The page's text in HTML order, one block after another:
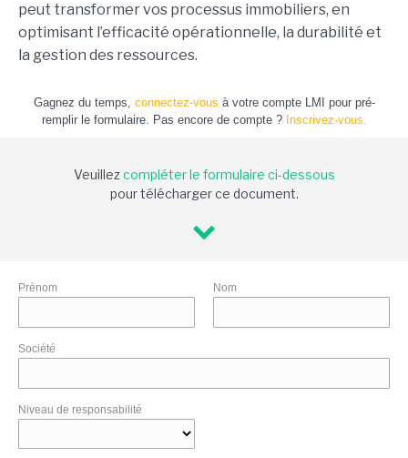
peut transformer vos processus immobiliers, en
optimisant l’efficacité opérationnelle, la durabilité et
la gestion des ressources.
Gagnez du temps, connectez-vous à votre compte LMI pour pré-
remplir le formulaire. Pas encore de compte ? Inscrivez-vous.
Veuillezcompléter le formulaire ci-dessous
pour télécharger ce document.
Prénom Nom
Société
Niveau de responsabilité